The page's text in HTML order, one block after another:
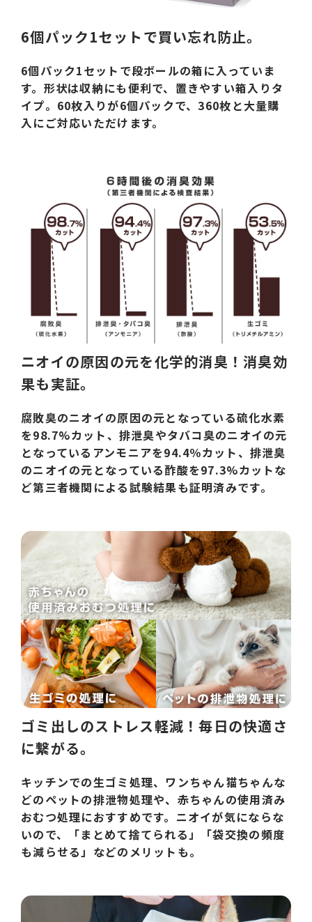
6個パック1セットで買い忘れ防止。
6個パック1セットで段ボールの箱に入っていま
す。形状は収納にも便利で、置きやすい箱入りタ
イプ。60枚入りが6個パックで、360枚と大量購
入にご対応いただけます。
ニオイの原因の元を化学的消臭！消臭効
果も実証。
腐敗臭のニオイの原因の元となっている硫化水素
を98.7%カット、排泄臭やタバコ臭のニオイの元
となっているアンモニアを94.4％カット、排泄臭
のニオイの元となっている酢酸を97.3%カットな
ど第三者機関による試験結果も証明済みです。
ゴミ出しのストレス軽減！毎日の快適さ
に繋がる。
キッチンでの生ゴミ処理、ワンちゃん猫ちゃんな
どのペットの排泄物処理や、赤ちゃんの使用済み
おむつ処理におすすめです。ニオイが気にならな
いので、「まとめて捨てられる」「袋交換の頻度
も減らせる」などのメリットも。